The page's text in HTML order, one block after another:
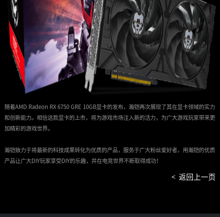
随着AMD Radeon RX 6750 GRE 10GB显卡的发布，瀚铠再次展现了其在显卡领域的实力
和创新能力。相信这款显卡的上市，将为游戏市场注入新的活力，为广大游戏玩家带来更
加精彩的游戏世界。
瀚铠致力于将最新的科技成果转化为优质的产品，服务于广大粉丝爱好者，用瀚铠的优质
产品让广大DIY玩家享受DIY的乐趣，并在电竞世界不断取得成功！
< 返回上一页